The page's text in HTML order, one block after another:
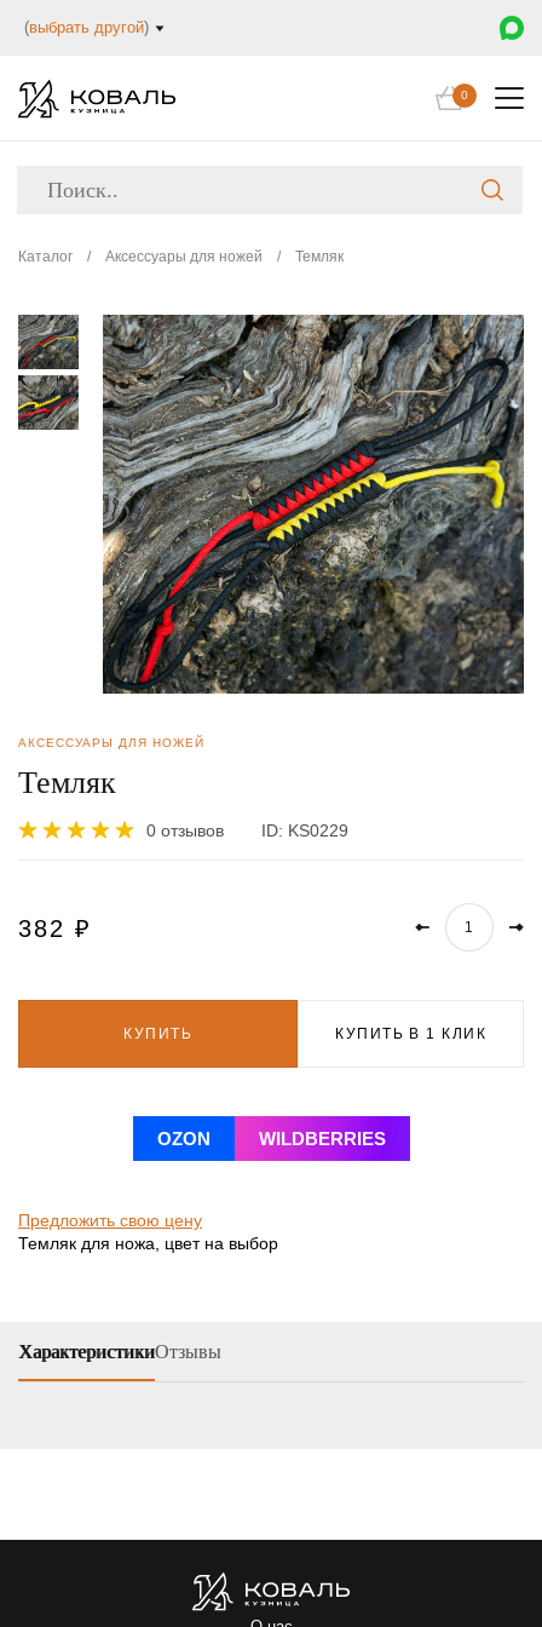
(выбрать другой)
0
Каталог / Аксессуары для ножей / Темляк
АКСЕССУАРЫ ДЛЯ НОЖЕЙ
Темляк
0 отзывов ID: KS0229
382 ₽
КУПИТЬ КУПИТЬ В 1 КЛИК
OZON WILDBERRIES
Предложить свою цену
Темляк для ножа, цвет на выбор
ХарактеристикиОтзывы